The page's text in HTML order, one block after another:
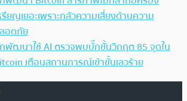
รียญเยอะเพราะกลัวความเสี่ยงด้านความ
อดภัย
พัฒนาใช้ AI ตรวจพบบั๊กขั้นวิกฤต 85 จุดใน
เตือนสถานการณ์เข้าขั้นเลวร้าย